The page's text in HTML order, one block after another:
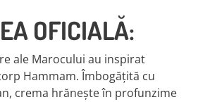
OFICIALĂ:
ale Marocului au inspirat
Hammam. Îmbogăţită cu
crema hrăneşte în profunzime